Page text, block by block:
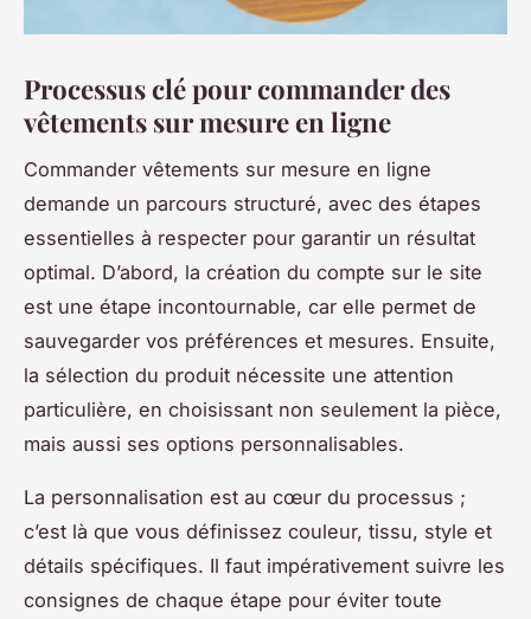
Processus clé pour commander des
vêtements sur mesure en ligne
Commander vêtements sur mesure en ligne
demande un parcours structuré, avec des étapes
essentielles à respecter pour garantir un résultat
optimal. D’abord, la création du compte sur le site
est une étape incontournable, car elle permet de
sauvegarder vos préférences et mesures. Ensuite,
la sélection du produit nécessite une attention
particulière, en choisissant non seulement la pièce,
mais aussi ses options personnalisables.
La personnalisation est au cœur du processus ;
c’est là que vous définissez couleur, tissu, style et
détails spécifiques. Il faut impérativement suivre les
consignes de chaque étape pour éviter toute